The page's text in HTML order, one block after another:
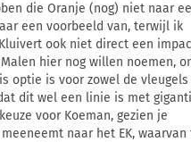
die Oranje (nog) niet naar
een voorbeeld van, terwijl ik
ook niet direct een
hier nog willen noemen,
optie is voor zowel de vleugels
dit wel een linie is met
voor Koeman, gezien je
naar het EK, waarvan